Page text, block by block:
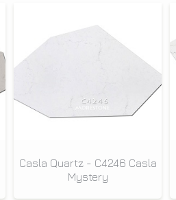
Casla Quartz - C4246 Casla
Mystery